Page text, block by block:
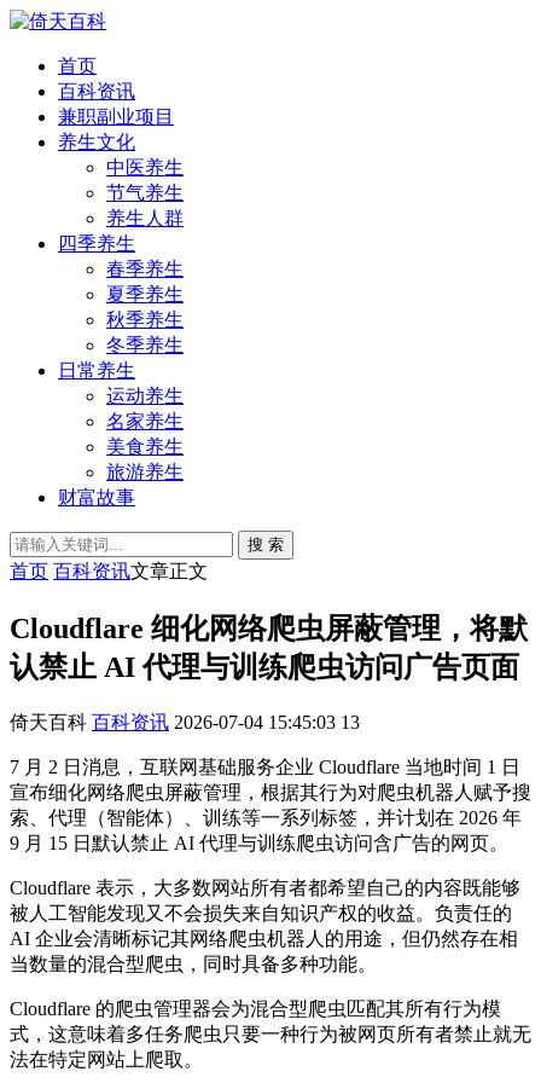
首页
百科资讯
兼职副业项目
养生文化
中医养生
节气养生
养生人群
四季养生
春季养生
夏季养生
秋季养生
冬季养生
日常养生
运动养生
名家养生
美食养生
旅游养生
财富故事
搜 索
首页 百科资讯文章正文
Cloudflare 细化网络爬虫屏蔽管理，将默
认禁止 AI 代理与训练爬虫访问广告页面
倚天百科 百科资讯 2026-07-04 15:45:03 13
7 月 2 日消息，互联网基础服务企业 Cloudflare 当地时间 1 日
宣布细化网络爬虫屏蔽管理，根据其行为对爬虫机器人赋予搜
索、代理（智能体）、训练等一系列标签，并计划在 2026 年
9 月 15 日默认禁止 AI 代理与训练爬虫访问含广告的网页。
Cloudflare 表示，大多数网站所有者都希望自己的内容既能够
被人工智能发现又不会损失来自知识产权的收益。负责任的
AI 企业会清晰标记其网络爬虫机器人的用途，但仍然存在相
当数量的混合型爬虫，同时具备多种功能。
Cloudflare 的爬虫管理器会为混合型爬虫匹配其所有行为模
式，这意味着多任务爬虫只要一种行为被网页所有者禁止就无
法在特定网站上爬取。